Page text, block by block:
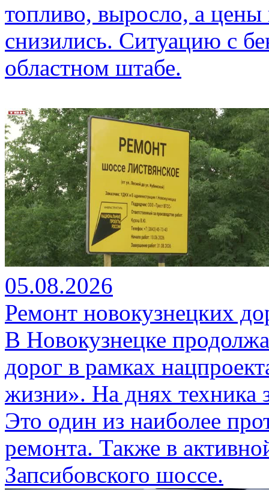
топливо, выросло, а цены
снизились. Ситуацию с
областном штабе.
05.08.2026
Ремонт новокузнецких
В Новокузнецке
дорог в рамках
жизни». На днях техника
Это один из наиболее
ремонта. Также в
Запсибовского шоссе.